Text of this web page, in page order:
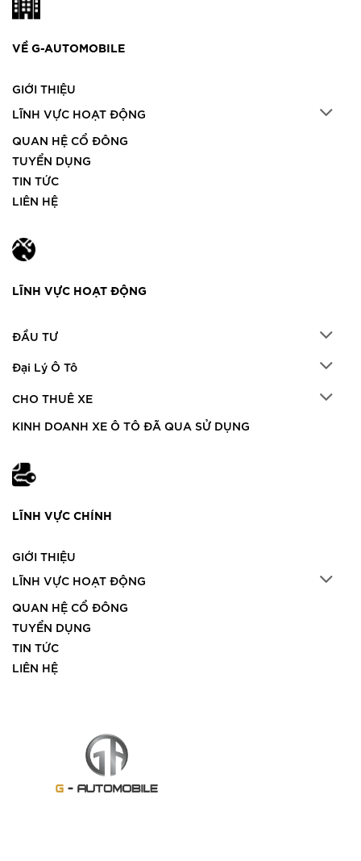
VỀ G-AUTOMOBILE
GIỚI THIỆU
LĨNH VỰC HOẠT ĐỘNG
QUAN HỆ CỔ ĐÔNG
TUYỂN DỤNG
TIN TỨC
LIÊN HỆ
LĨNH VỰC HOẠT ĐỘNG
ĐẦU TƯ
Đại Lý Ô Tô
CHO THUÊ XE
KINH DOANH XE Ô TÔ ĐÃ QUA SỬ DỤNG
LĨNH VỰC CHÍNH
GIỚI THIỆU
LĨNH VỰC HOẠT ĐỘNG
QUAN HỆ CỔ ĐÔNG
TUYỂN DỤNG
TIN TỨC
LIÊN HỆ